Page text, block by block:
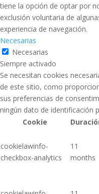
tiene la opción de optar por
exclusión voluntaria de
experiencia de navegación.
Necesarias
Necesarias
Siempre activado
Se necesitan cookies
de este sitio, como
sus preferencias de
ningún dato de identificación
Cookie
cookielawinfo-
checkbox-analytics
11
months